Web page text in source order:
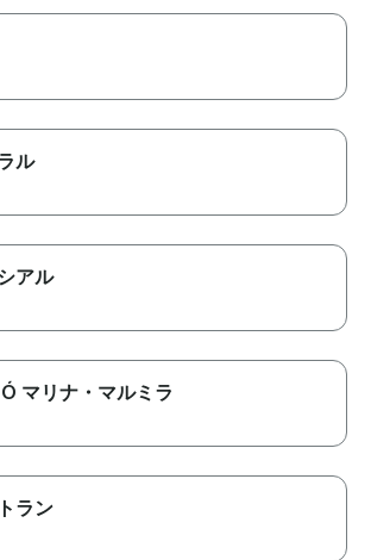
ル
アル
マリナ・マルミラ
ラン